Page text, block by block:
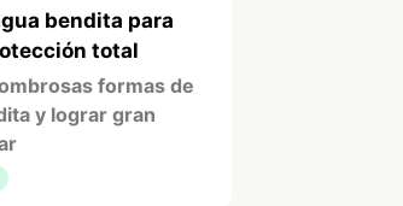
bendita para
total
formas de
y lograr gran